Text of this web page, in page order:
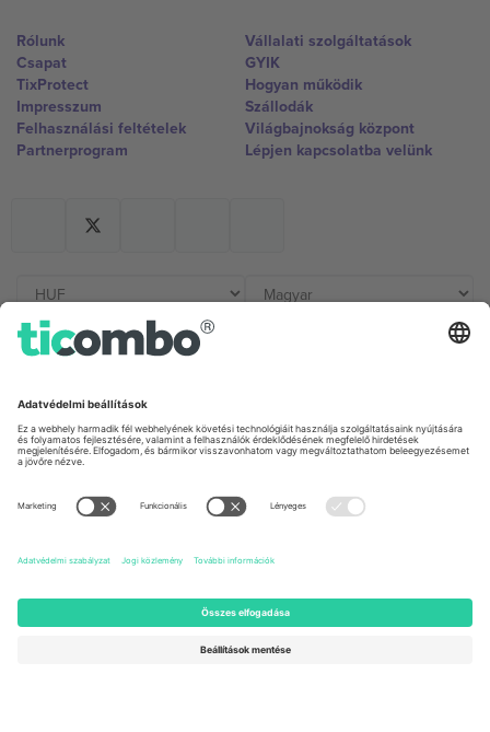
Rólunk
Csapat
TixProtect
Impresszum
Felhasználási feltételek
Partnerprogram
Vállalati szolgáltatások
GYIK
Hogyan működik
Szállodák
Világbajnokság központ
Lépjen kapcsolatba velünk
Germany
Unter den Linden 24, 10117
Berlin, Germany
United Kingdom
167 City Road, London, Greater
Newark, Delaware 19713, United
States
Engelberg, Switzerland